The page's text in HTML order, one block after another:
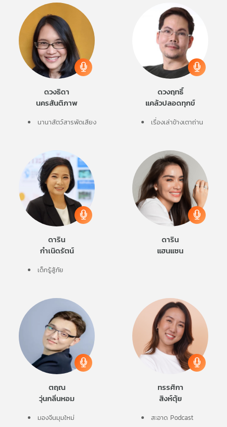
ดวงธิดา
นครสันติภาพ
นานาสัตว์สารพัดเสียง
ดวงฤทธิ์
แคล้วปลอดทุกข์
เรื่องเล่าข้างเตาถ่าน
ดาริน
กำเนิดรัตน์
เด็กรู้สู้ภัย
ดาริน
แฮนแซน
ตฤณ
วุ่นกลิ่นหอม
มองจีนมุมใหม่
ทรรศิกา
สิงห์ตุ้ย
สะอาด Podcast